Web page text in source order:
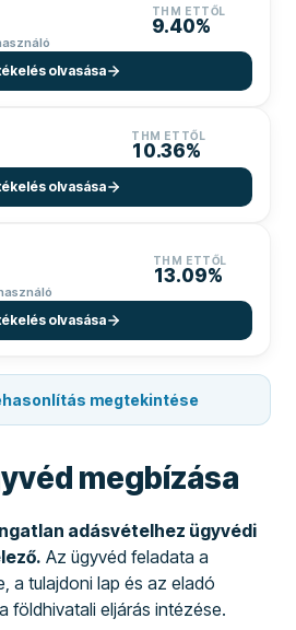
THM ETTŐL
9.40%
olvasása
THM ETTŐL
10.36%
olvasása
THM ETTŐL
13.09%
olvasása
megtekintése
megbízása
adásvételhez ügyvédi
Az ügyvéd feladata a
a tulajdoni lap és az eladó
földhivatali eljárás intézése.